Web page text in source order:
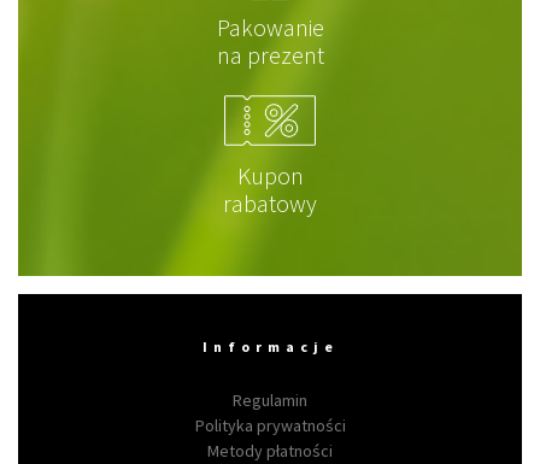
Pakowanie
na prezent
Kupon
rabatowy
Informacje
Regulamin
Polityka prywatności
Metody płatności